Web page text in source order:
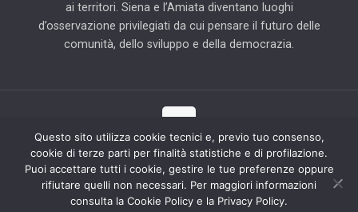
ai territori. Siena e l’Amiata diventano luoghi
d’osservazione privilegiati da cui pensare il futuro delle
comunità, dello sviluppo e della democrazia.
© 2025 Il Blog di Pierluigi Piccini | Tutti i diritti riservati | Partner
tecnico: Hab Solution
Questo sito utilizza cookie tecnici e, previo tuo consenso,
cookie di terze parti per finalità statistiche e di profilazione.
Puoi accettare tutti i cookie, gestire le tue preferenze oppure
rifiutare quelli non necessari. Per maggiori informazioni
consulta la Cookie Policy e la Privacy Policy.